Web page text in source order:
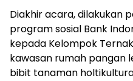
Diakhir acara, dilakukan
program sosial Bank
kepada Kelompok
kawasan rumah pangan
bibit tanaman